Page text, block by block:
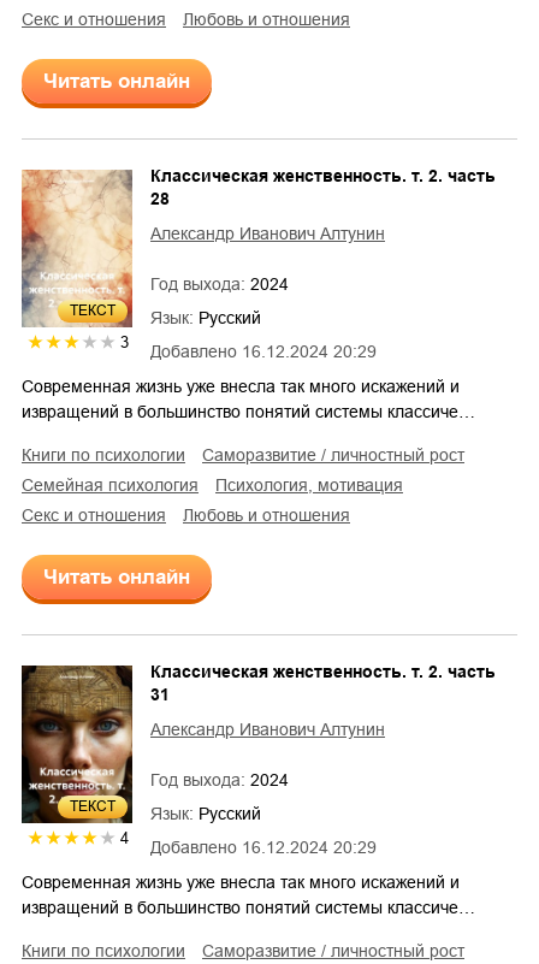
секс и отношения
любовь и отношения
Читать онлайн
ТЕКСТ
3 Добавлено 16.12.2024 20:29
Классическая женственность. т. 2. часть
28
Александр Иванович Алтунин
Год выхода: 2024
Язык: Русский
Современная жизнь уже внесла так много искажений и
извращений в большинство понятий системы классиче…
книги по психологии
саморазвитие / личностный рост
семейная психология
психология, мотивация
секс и отношения
любовь и отношения
Читать онлайн
ТЕКСТ
4 Добавлено 16.12.2024 20:29
Классическая женственность. т. 2. часть
31
Александр Иванович Алтунин
Год выхода: 2024
Язык: Русский
Современная жизнь уже внесла так много искажений и
извращений в большинство понятий системы классиче…
книги по психологии саморазвитие / личностный рост